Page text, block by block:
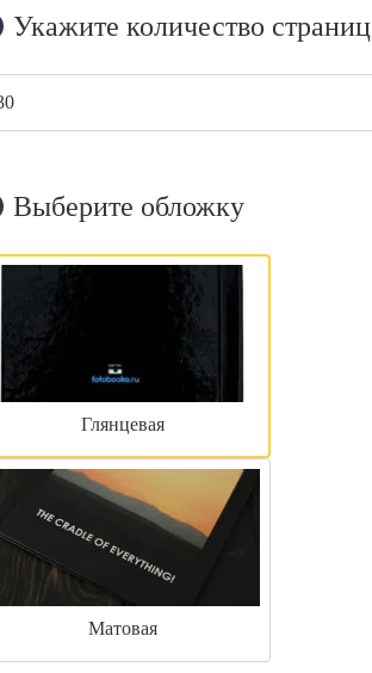
Укажите количество страниц
Выберите обложку
Глянцевая
Матовая